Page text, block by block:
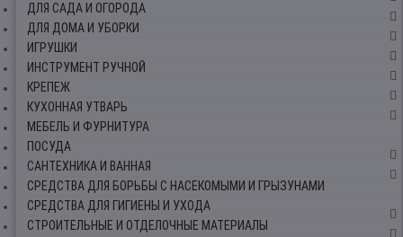
ДЛЯ САДА И ОГОРОДА
ДЛЯ ДОМА И УБОРКИ
ИГРУШКИ
ИНСТРУМЕНТ РУЧНОЙ
КРЕПЕЖ
КУХОННАЯ УТВАРЬ
МЕБЕЛЬ И ФУРНИТУРА
ПОСУДА
САНТЕХНИКА И ВАННАЯ
СРЕДСТВА ДЛЯ БОРЬБЫ С НАСЕКОМЫМИ И ГРЫЗУНАМИ
СРЕДСТВА ДЛЯ ГИГИЕНЫ И УХОДА
СТРОИТЕЛЬНЫЕ И ОТДЕЛОЧНЫЕ МАТЕРИАЛЫ